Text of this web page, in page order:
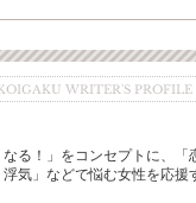
WRITER'S PROFILE
なる！」をコンセプトに、「
気」などで悩む女性を応援